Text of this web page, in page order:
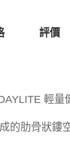
評價
輕量
的肋骨狀鏤